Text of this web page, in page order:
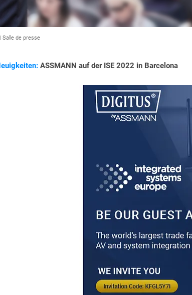
| Salle de presse
ASSMANN auf der ISE 2022 in Barcelona